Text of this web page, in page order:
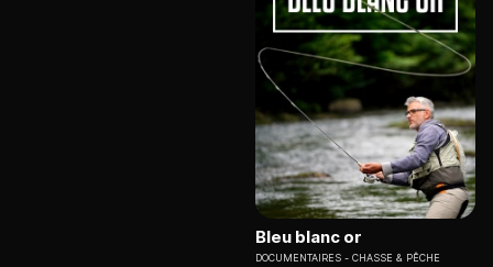
Bleu blanc or
DOCUMENTAIRES CHASSE & PÊCHE